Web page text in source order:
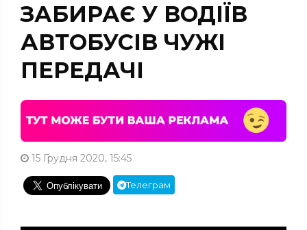
ЗАБИРАЄ У ВОДІЇВ
АВТОБУСІВ ЧУЖІ
ПЕРЕДАЧІ
15 Грудня 2020, 15:45
Телеграм